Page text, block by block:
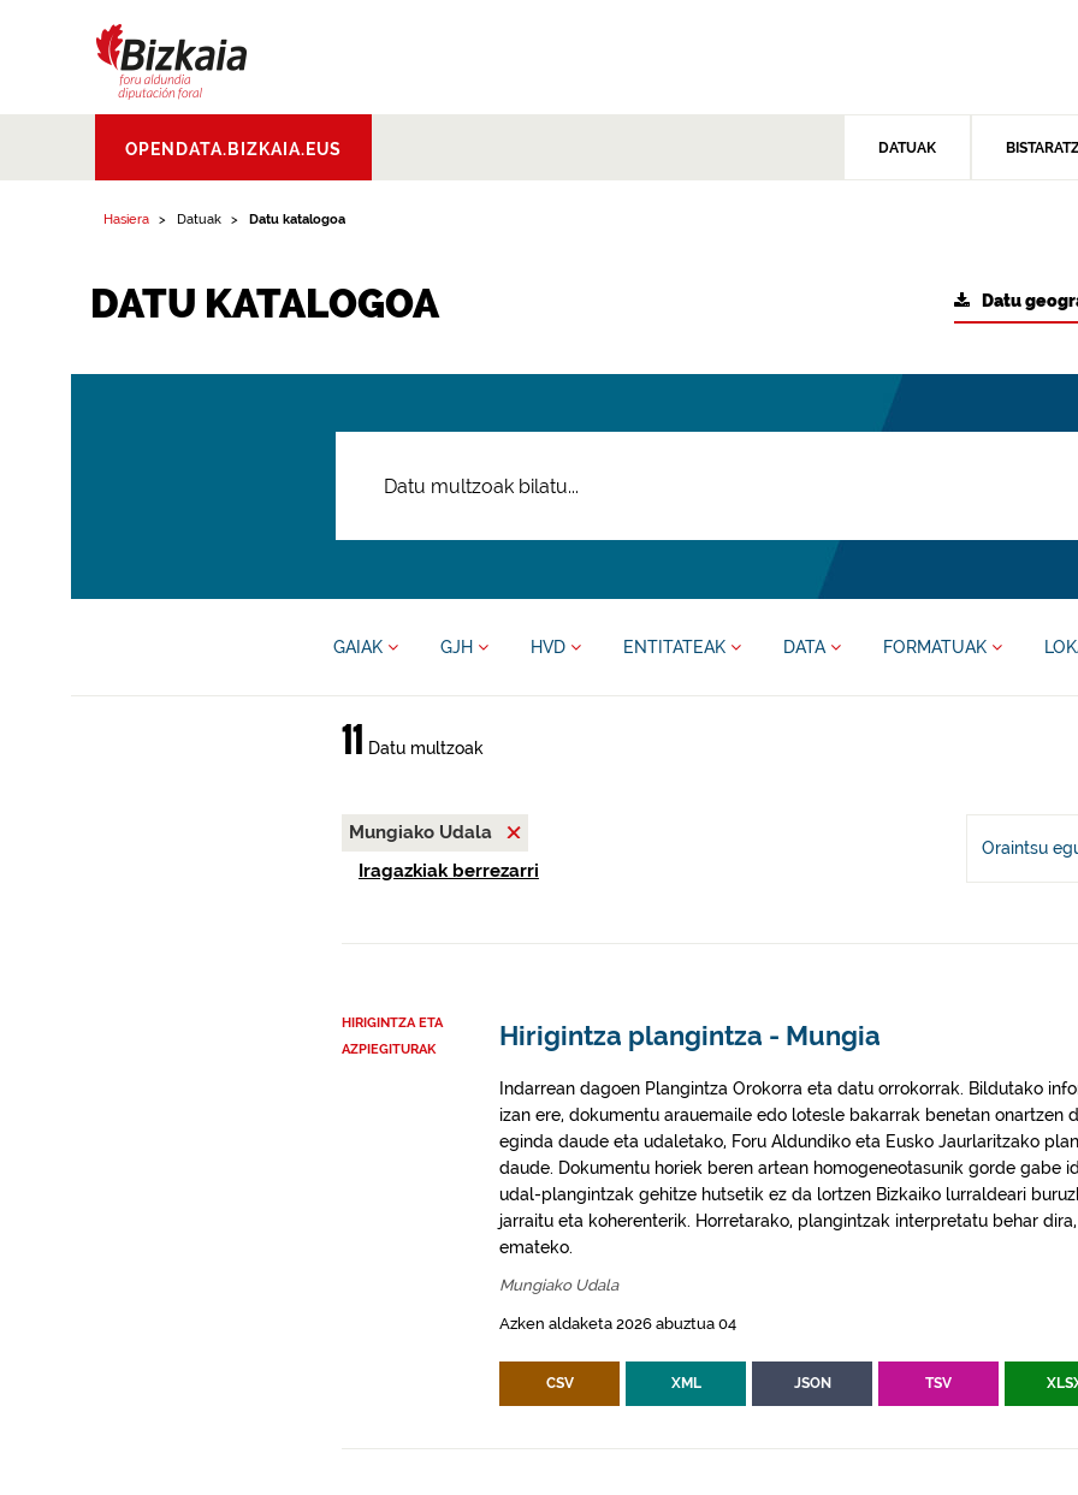
Aldundia.Diputacion
Foral de Bizkaia
OPENDATA.BIZKAIA.EUS DATUAK
Hasiera Datuak Datu katalogoa
DATU KATALOGOA Datu
GAIAK GJH HVD ENTITATEAK DATA FORMATUAK
11 Datu multzoak
Mungiako Udala
Iragazkiak berrezarri
Oraintsu
HIRIGINTZA ETA
AZPIEGITURAK
Hirigintza plangintza - Mungia
Indarrean dagoen Plangintza Orokorra eta datu orrokorrak. Bildutako
izan ere, dokumentu arauemaile edo lotesle bakarrak benetan onartzen
eginda daude eta udaletako, Foru Aldundiko eta Eusko Jaurlaritzako
daude. Dokumentu horiek beren artean homogeneotasunik gorde gabe
udal-plangintzak gehitze hutsetik ez da lortzen Bizkaiko lurraldeari
jarraitu eta koherenterik. Horretarako, plangintzak interpretatu behar
emateko.
Mungiako Udala
Azken aldaketa 2026 abuztua 04
CSV XML JSON TSV